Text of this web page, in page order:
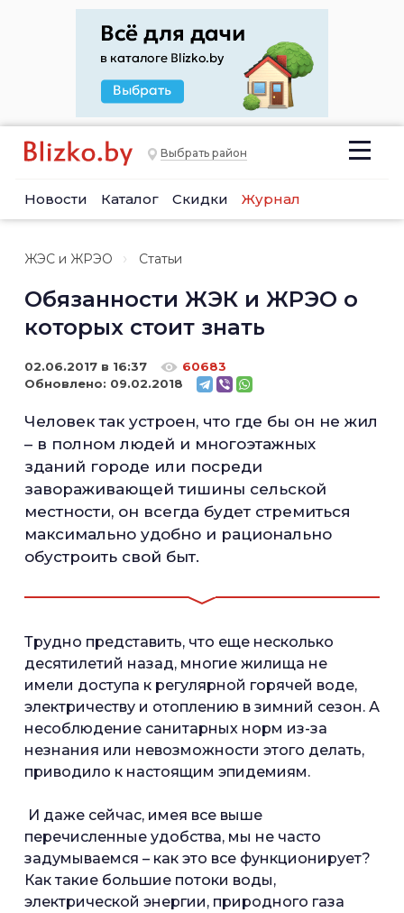
Выбрать район
Новости Каталог Скидки Журнал
ЖЭС и ЖРЭО Статьи
Обязанности ЖЭК и ЖРЭО о
которых стоит знать
02.06.2017 в 16:37
60683
Обновлено: 09.02.2018
Человек так устроен, что где бы он не жил
– в полном людей и многоэтажных
зданий городе или посреди
завораживающей тишины сельской
местности, он всегда будет стремиться
максимально удобно и рационально
обустроить свой быт.
Трудно представить, что еще несколько
десятилетий назад, многие жилища не
имели доступа к регулярной горячей воде,
электричеству и отоплению в зимний сезон. А
несоблюдение санитарных норм из-за
незнания или невозможности этого делать,
приводило к настоящим эпидемиям.
И даже сейчас, имея все выше
перечисленные удобства, мы не часто
задумываемся – как это все функционирует?
Как такие большие потоки воды,
электрической энергии, природного газа